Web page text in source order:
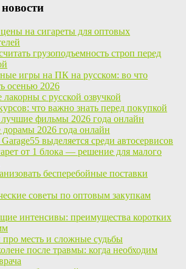
на сигареты для оптовых
грузоподъемность строп перед
игры на ПК на русском: во что
осенью 2026
лакорны с русской озвучкой
что важно знать перед покупкой
фильмы 2026 года онлайн
2026 года онлайн
выделяется среди автосервисов
от 1 блока — решение для малого
бесперебойные поставки
советы по оптовым закупкам
интенсивы: преимущества коротких
месть и сложные судьбы
после травмы: когда необходим